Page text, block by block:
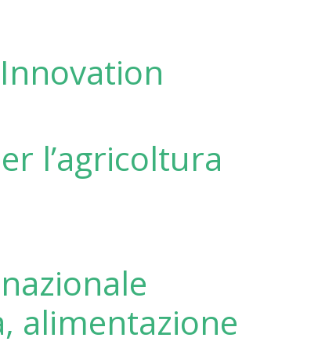
Innovation
l’agricoltura
alimentazione